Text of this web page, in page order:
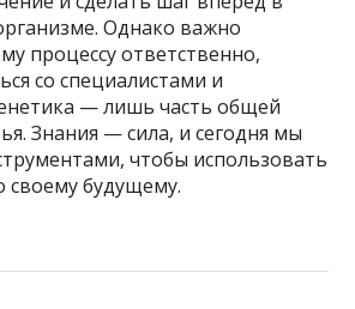
Однако важно
процессу ответственно,
со специалистами и
— лишь часть общей
Знания — сила, и сегодня мы
чтобы использовать
своему будущему.